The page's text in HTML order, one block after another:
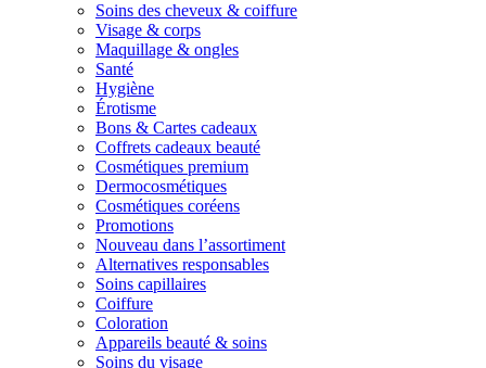
Soins des cheveux & coiffure
Visage & corps
Maquillage & ongles
Santé
Hygiène
Érotisme
Bons & Cartes cadeaux
Coffrets cadeaux beauté
Cosmétiques premium
Dermocosmétiques
Cosmétiques coréens
Promotions
Nouveau dans l’assortiment
Alternatives responsables
Soins capillaires
Coiffure
Coloration
Appareils beauté & soins
Soins du visage